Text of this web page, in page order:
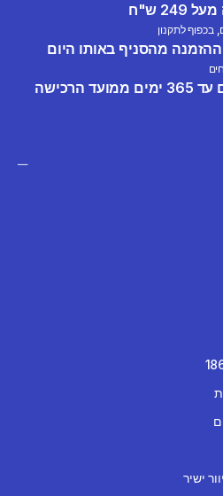
ש"ח
בכפוף לתקנון
מהסניף באותו היום
ישיר